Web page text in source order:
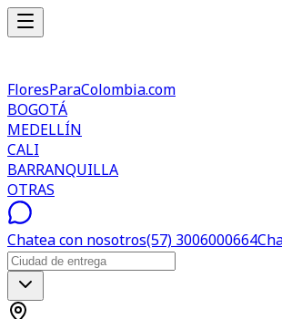
FloresParaColombia.com
BOGOTÁ
MEDELLÍN
CALI
BARRANQUILLA
OTRAS
Chatea con nosotros(57) 3006000664